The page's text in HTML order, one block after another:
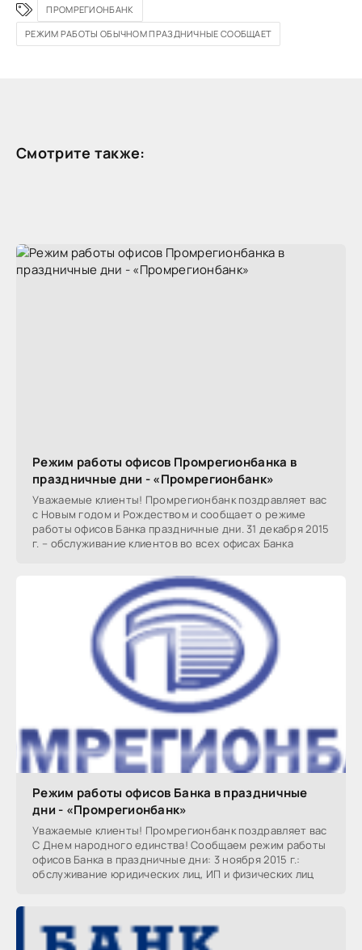
ПРОМРЕГИОНБАНК
РЕЖИМ РАБОТЫ ОБЫЧНОМ ПРАЗДНИЧНЫЕ СООБЩАЕТ
Смотрите также:
Режим работы офисов Промрегионбанка в
праздничные дни - «Промрегионбанк»
Уважаемые клиенты! Промрегионбанк поздравляет вас
с Новым годом и Рождеством и сообщает о режиме
работы офисов Банка праздничные дни. 31 декабря 2015
г. – обслуживание клиентов во всех офисах Банка
Режим работы офисов Банка в праздничные
дни - «Промрегионбанк»
Уважаемые клиенты! Промрегионбанк поздравляет вас
С Днем народного единства! Сообщаем режим работы
офисов Банка в праздничные дни: 3 ноября 2015 г.:
обслуживание юридических лиц, ИП и физических лиц